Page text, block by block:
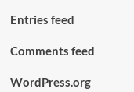
Entries feed
Comments feed
WordPress.org